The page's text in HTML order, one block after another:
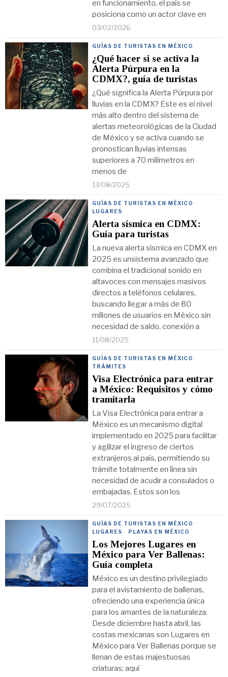
en funcionamiento, el país se
posiciona como un actor clave en
03/02/2026
GUÍAS DE TURISTAS EN MÉXICO
¿Qué hacer si se activa la
Alerta Púrpura en la
CDMX?, guía de turistas
¿Qué significa la Alerta Púrpura por
lluvias en la CDMX? Este es el nivel
más alto dentro del sistema de
alertas meteorológicas de la Ciudad
de México y se activa cuando se
pronostican lluvias intensas
superiores a 70 milímetros en
menos de
13/08/2025
GUÍAS DE TURISTAS EN MÉXICO ·
LUGARES
Alerta sísmica en CDMX:
Guía para turistas
La nueva alerta sísmica en CDMX en
2025 es unsistema avanzado que
combina el tradicional sonido en
altavoces con mensajes masivos
directos a teléfonos celulares,
buscando llegar a más de 80
millones de usuarios en México sin
necesidad de saldo, conexión a
11/08/2025
GUÍAS DE TURISTAS EN MÉXICO ·
TRÁMITES
Visa Electrónica para entrar
a México: Requisitos y cómo
tramitarla
La Visa Electrónica para entrar a
México es un mecanismo digital
implementado en 2025 para facilitar
y agilizar el ingreso de ciertos
extranjeros al país, permitiendo su
trámite totalmente en línea sin
necesidad de acudir a consulados o
embajadas. Estos son los
29/07/2025
GUÍAS DE TURISTAS EN MÉXICO ·
LUGARES · PLAYAS EN MÉXICO
Los Mejores Lugares en
México para Ver Ballenas:
Guía completa
México es un destino privilegiado
para el avistamiento de ballenas,
ofreciendo una experiencia única
para los amantes de la naturaleza.
Desde diciembre hasta abril, las
costas mexicanas son Lugares en
México para Ver Ballenas porque se
llenan de estas majestuosas
criaturas; aquí